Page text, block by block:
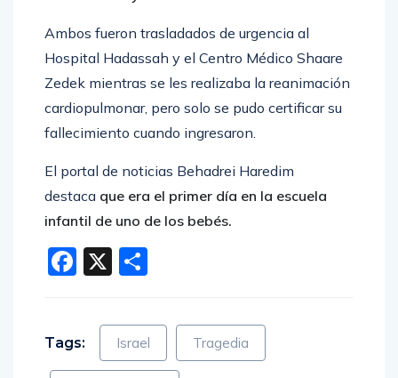
Ambos fueron trasladados de urgencia al
Hospital Hadassah y el Centro Médico Shaare
Zedek mientras se les realizaba la reanimación
cardiopulmonar, pero solo se pudo certificar su
fallecimiento cuando ingresaron.
El portal de noticias Behadrei Haredim
destaca que era el primer día en la escuela
infantil de uno de los bebés.
Facebook
X
Tags: Israel Tragedia